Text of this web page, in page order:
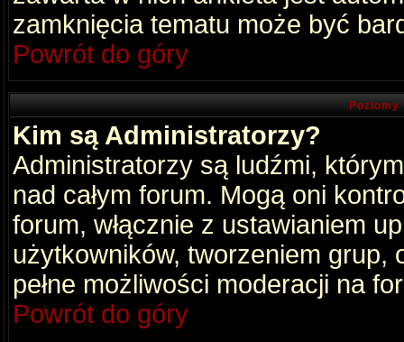
zamknięcia tematu może być
Powrót do góry
Kim są Administratorzy?
Administratorzy są ludźmi,
nad całym forum. Mogą oni
forum, włącznie z ustawianiem
użytkowników, tworzeniem grup,
pełne możliwości moderacji na
Powrót do góry